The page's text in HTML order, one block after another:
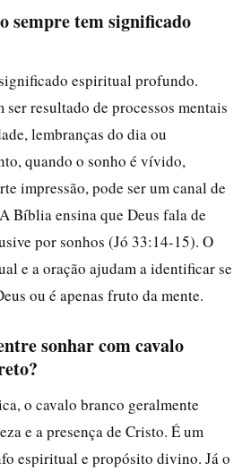
sempre tem significado
espiritual profundo.
resultado de processos mentais
lembranças do dia ou
quando o sonho é vívido,
impressão, pode ser um canal de
Bíblia ensina que Deus fala de
por sonhos (Jó 33:14-15). O
e a oração ajudam a identificar se
ou é apenas fruto da mente.
sonhar com cavalo
o cavalo branco geralmente
e a presença de Cristo. É um
espiritual e propósito divino. Já o